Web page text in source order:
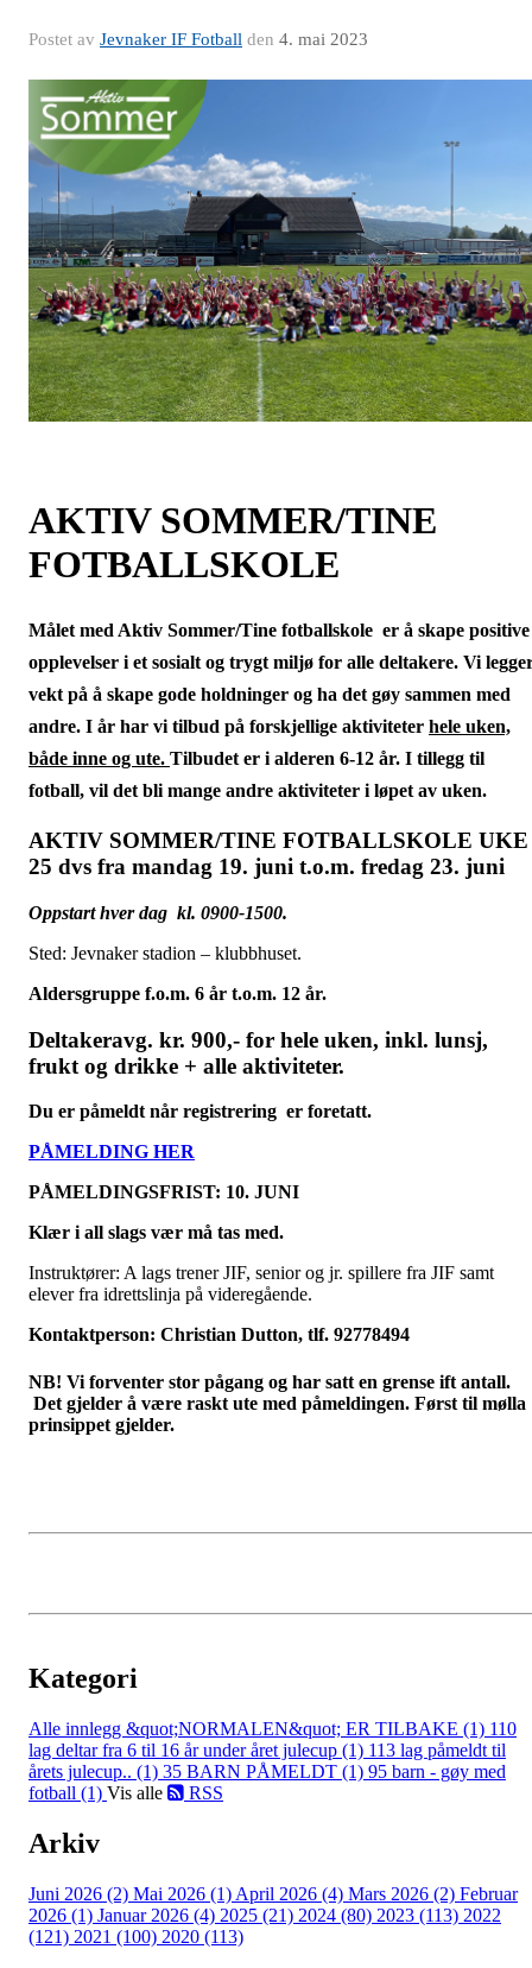
Postet av Jevnaker IF Fotball den 4. mai 2023
AKTIV SOMMER/TINE
FOTBALLSKOLE
Målet med Aktiv Sommer/Tine fotballskole er å skape positive
opplevelser i et sosialt og trygt miljø for alle deltakere. Vi
vekt på å skape gode holdninger og ha det gøy sammen med
andre. I år har vi tilbud på forskjellige aktiviteter hele uken,
både inne og ute. Tilbudet er i alderen 6-12 år. I tillegg til
fotball, vil det bli mange andre aktiviteter i løpet av uken.
AKTIV SOMMER/TINE FOTBALLSKOLE UKE
25 dvs fra mandag 19. juni t.o.m. fredag 23. juni
Oppstart hver dag kl. 0900-1500.
Sted: Jevnaker stadion – klubbhuset.
Aldersgruppe f.o.m. 6 år t.o.m. 12 år.
Deltakeravg. kr. 900,- for hele uken, inkl. lunsj,
frukt og drikke + alle aktiviteter.
Du er påmeldt når registrering er foretatt.
PÅMELDING HER
PÅMELDINGSFRIST: 10. JUNI
Klær i all slags vær må tas med.
Instruktører: A lags trener JIF, senior og jr. spillere fra JIF samt
elever fra idrettslinja på videregående.
Kontaktperson: Christian Dutton, tlf. 92778494
NB! Vi forventer stor pågang og har satt en grense ift antall.
Det gjelder å være raskt ute med påmeldingen. Først til mølla
prinsippet gjelder.
Kategori
Alle innlegg &quot;NORMALEN&quot; ER TILBAKE (1) 110
lag deltar fra 6 til 16 år under året julecup (1) 113 lag påmeldt til
årets julecup.. (1) 35 BARN PÅMELDT (1) 95 barn - gøy med
fotball (1) Vis alle RSS
Arkiv
Juni 2026 (2) Mai 2026 (1) April 2026 (4) Mars 2026 (2) Februar
2026 (1) Januar 2026 (4) 2025 (21) 2024 (80) 2023 (113) 2022
(121) 2021 (100) 2020 (113)